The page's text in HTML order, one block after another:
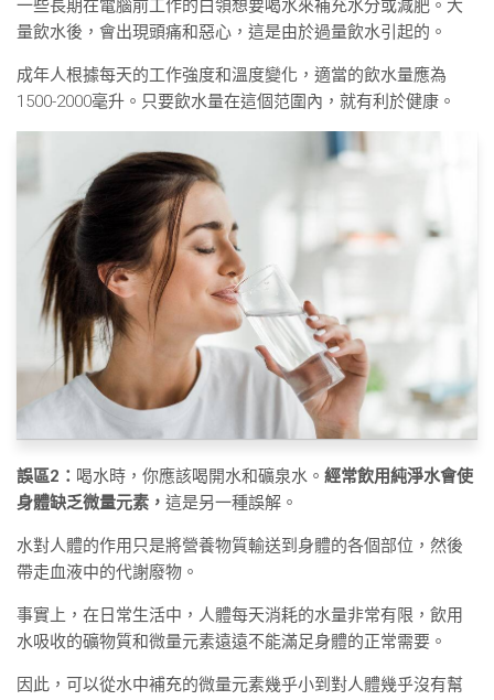
一些長期在電腦前工作的白領想要喝水來補充水分或減肥。大
量飲水後，會出現頭痛和惡心，這是由於過量飲水引起的。
成年人根據每天的工作強度和溫度變化，適當的飲水量應為
1500-2000毫升。只要飲水量在這個范圍內，就有利於健康。
誤區2： 喝水時，你應該喝開水和礦泉水。 經常飲用純淨水會使
身體缺乏微量元素， 這是另一種誤解。
水對人體的作用只是將營養物質輸送到身體的各個部位，然後
帶走血液中的代謝廢物。
事實上，在日常生活中，人體每天消耗的水量非常有限，飲用
水吸收的礦物質和微量元素遠遠不能滿足身體的正常需要。
因此，可以從水中補充的微量元素幾乎小到對人體幾乎沒有幫